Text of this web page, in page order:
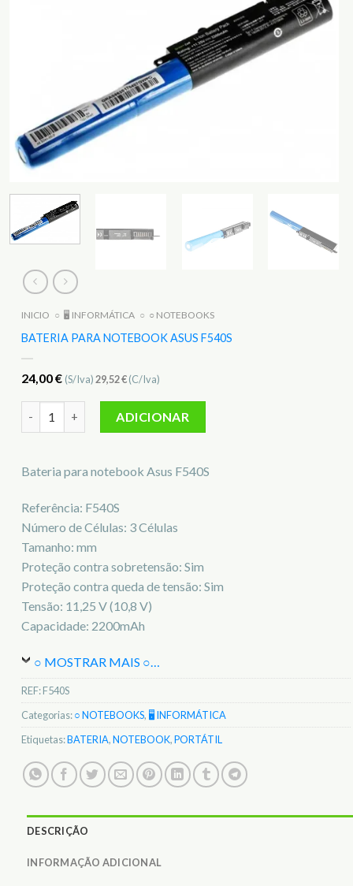
INICIO ○ 🖥️ INFORMÁTICA ○ ○ NOTEBOOKS
BATERIA PARA NOTEBOOK ASUS F540S
24,00€ (S/Iva)29,52€(C/Iva)
ADICIONAR
Bateria para notebook Asus F540S
Referência: F540S
Número de Células: 3 Células
Tamanho: mm
Proteção contra sobretensão: Sim
Proteção contra queda de tensão: Sim
Tensão: 11,25 V (10,8 V)
Capacidade: 2200mAh
○ MOSTRAR MAIS ○…
REF:F540S
Categorias:○ NOTEBOOKS, 🖥️ INFORMÁTICA
Etiquetas:BATERIA,NOTEBOOK,PORTÁTIL
DESCRIÇÃO
INFORMAÇÃO ADICIONAL